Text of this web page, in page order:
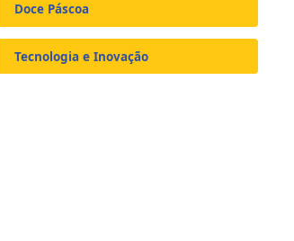
Doce Páscoa
Tecnologia e Inovação